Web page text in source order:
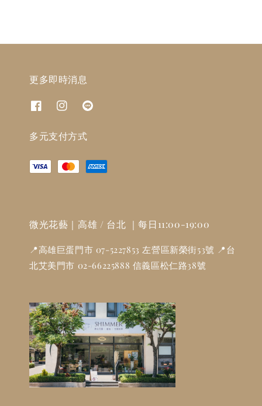
更多即時消息
多元支付方式
微光花藝｜高雄 / 台北 ｜每日11:00-19:00
📍高雄巨蛋門市 07-5227853 左營區新榮街53號 📍台
北艾美門市 02-66225888 信義區松仁路38號